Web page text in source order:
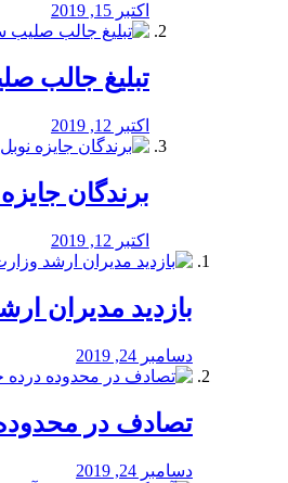
اکتبر 15, 2019
تبلیغ جالب
اکتبر 12, 2019
برندگان جایزه
اکتبر 12, 2019
بازدید مدیران
دسامبر 24, 2019
تصادف در
دسامبر 24, 2019